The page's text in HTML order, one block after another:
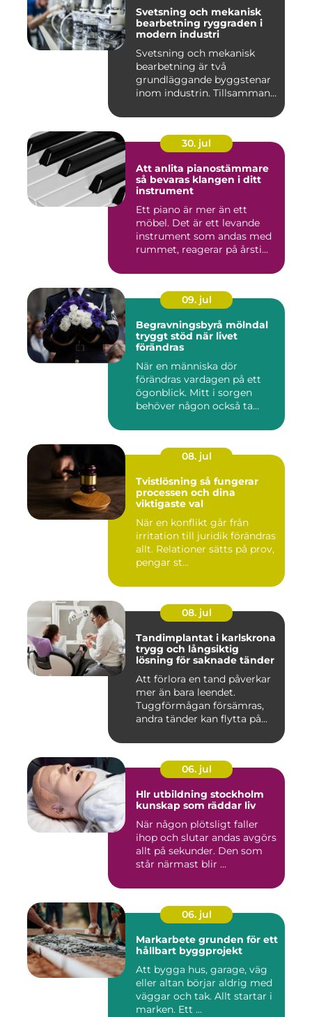
Svetsning och mekanisk
bearbetning ryggraden i
modern industri
Svetsning och mekanisk
bearbetning är två
grundläggande byggstenar
inom industrin. Tillsammans
30. jul
Att anlita pianostämmare
så bevaras klangen i ditt
instrument
Ett piano är mer än ett
möbel. Det är ett levande
instrument som andas med
rummet, reagerar på årsti...
09. jul
Begravningsbyrå mölndal
tryggt stöd när livet
förändras
När en människa dör
förändras vardagen på ett
ögonblick. Mitt i sorgen
behöver någon också ta
08. jul
Tvistlösning så fungerar
processen och dina
viktigaste val
När en konflikt går från
irritation till juridik förändras
allt. Relationer sätts på prov,
pengar st...
08. jul
Tandimplantat i karlskrona
trygg och långsiktig
lösning för saknade tänder
Att förlora en tand påverkar
mer än bara leendet.
Tuggförmågan försämras,
andra tänder kan flytta på...
06. jul
Hlr utbildning stockholm
kunskap som räddar liv
När någon plötsligt faller
ihop och slutar andas avgörs
allt på sekunder. Den som
står närmast blir ...
06. jul
Markarbete grunden för ett
hållbart byggprojekt
Att bygga hus, garage, väg
eller altan börjar aldrig med
väggar och tak. Allt startar i
marken. Ett ...